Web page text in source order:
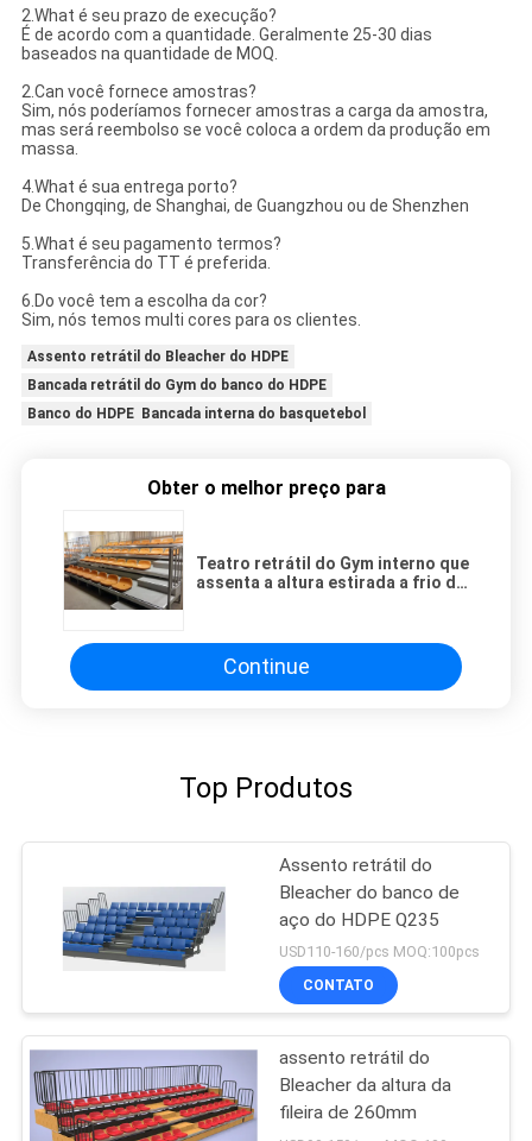
2.What é seu prazo de execução?
É de acordo com a quantidade. Geralmente 25-30 dias
baseados na quantidade de MOQ.
2.Can você fornece amostras?
Sim, nós poderíamos fornecer amostras a carga da amostra,
mas será reembolso se você coloca a ordem da produção em
massa.
4.What é sua entrega porto?
De Chongqing, de Shanghai, de Guangzhou ou de Shenzhen
5.What é seu pagamento termos?
Transferência do TT é preferida.
6.Do você tem a escolha da cor?
Sim, nós temos multi cores para os clientes.
Assento retrátil do Bleacher do HDPE
Bancada retrátil do Gym do banco do HDPE
Banco do HDPE Bancada interna do basquetebol
Obter o melhor preço para
Teatro retrátil do Gym interno que
assenta a altura estirada a frio da
Continue
Top Produtos
Assento retrátil do
Bleacher do banco de
aço do HDPE Q235
USD110-160/pcs MOQ:100pcs
CONTATO
assento retrátil do
Bleacher da altura da
fileira de 260mm